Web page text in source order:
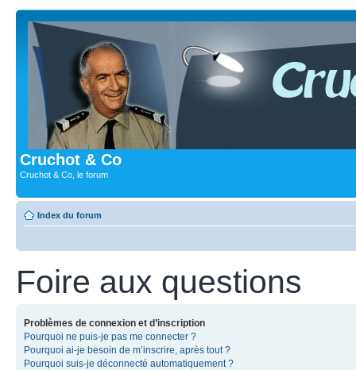
Cruchot & Co
Cruchot & Co, le forum
Index du forum
Foire aux questions
Problèmes de connexion et d’inscription
Pourquoi ne puis-je pas me connecter ?
Pourquoi ai-je besoin de m’inscrire, après tout ?
Pourquoi suis-je déconnecté automatiquement ?